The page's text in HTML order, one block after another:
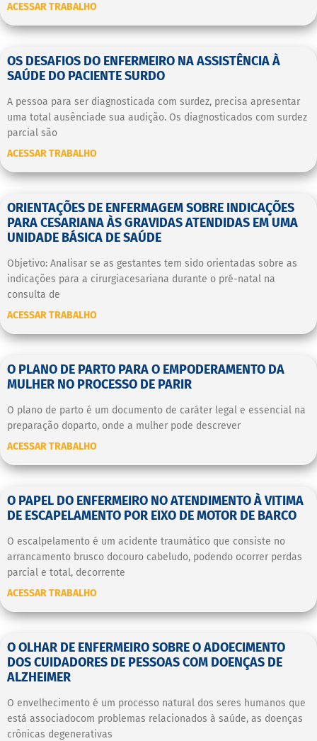
ACESSAR TRABALHO
OS DESAFIOS DO ENFERMEIRO NA ASSISTÊNCIA À
SAÚDE DO PACIENTE SURDO
A pessoa para ser diagnosticada com surdez, precisa apresentar
uma total ausênciade sua audição. Os diagnosticados com surdez
parcial são
ACESSAR TRABALHO
ORIENTAÇÕES DE ENFERMAGEM SOBRE INDICAÇÕES
PARA CESARIANA ÀS GRAVIDAS ATENDIDAS EM UMA
UNIDADE BÁSICA DE SAÚDE
Objetivo: Analisar se as gestantes tem sido orientadas sobre as
indicações para a cirurgiacesariana durante o pré-natal na
consulta de
ACESSAR TRABALHO
O PLANO DE PARTO PARA O EMPODERAMENTO DA
MULHER NO PROCESSO DE PARIR
O plano de parto é um documento de caráter legal e essencial na
preparação doparto, onde a mulher pode descrever
ACESSAR TRABALHO
O PAPEL DO ENFERMEIRO NO ATENDIMENTO À VITIMA
DE ESCAPELAMENTO POR EIXO DE MOTOR DE BARCO
O escalpelamento é um acidente traumático que consiste no
arrancamento brusco docouro cabeludo, podendo ocorrer perdas
parcial e total, decorrente
ACESSAR TRABALHO
O OLHAR DE ENFERMEIRO SOBRE O ADOECIMENTO
DOS CUIDADORES DE PESSOAS COM DOENÇAS DE
ALZHEIMER
O envelhecimento é um processo natural dos seres humanos que
está associadocom problemas relacionados à saúde, as doenças
crônicas degenerativas